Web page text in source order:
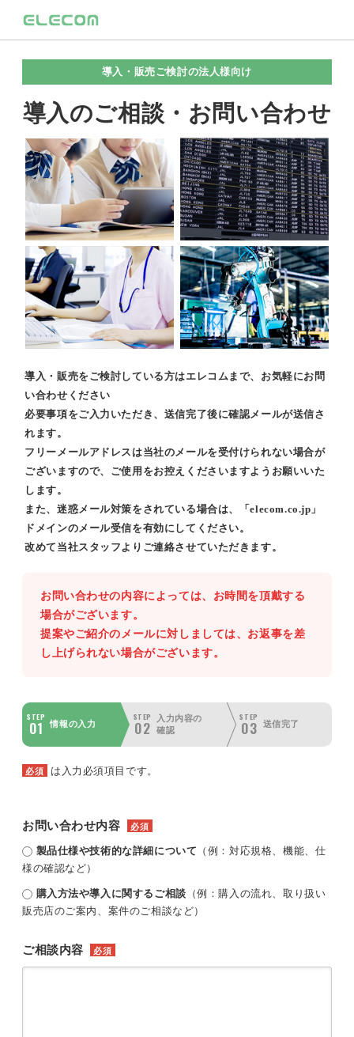
導入・販売ご検討の法人様向け
導入のご相談・お問い合わせ
導入・販売をご検討している方はエレコムまで、お気軽にお問
い合わせください
必要事項をご入力いただき、送信完了後に確認メールが送信さ
れます。
フリーメールアドレスは当社のメールを受付けられない場合が
ございますので、ご使用をお控えくださいますようお願いいた
します。
また、迷惑メール対策をされている場合は、「elecom.co.jp」
ドメインのメール受信を有効にしてください。
改めて当社スタッフよりご連絡させていただきます。
お問い合わせの内容によっては、お時間を頂戴する
場合がございます。
提案やご紹介のメールに対しましては、お返事を差
し上げられない場合がございます。
STEP
01 情報の入力
STEP
02
入力内容の
確認
STEP
03 送信完了
必須 は入力必須項目です。
お問い合わせ内容 必須
製品仕様や技術的な詳細について （例：対応規格、機能、仕
様の確認など）
購入方法や導入に関するご相談 （例：購入の流れ、取り扱い
販売店のご案内、案件のご相談など）
ご相談内容 必須